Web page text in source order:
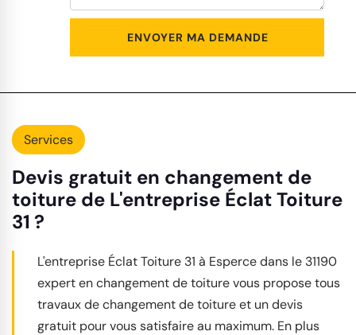
Services
Devis gratuit en changement de
toiture de L'entreprise Éclat Toiture
31 ?
L'entreprise Éclat Toiture 31 à Esperce dans le 31190
expert en changement de toiture vous propose tous
travaux de changement de toiture et un devis
gratuit pour vous satisfaire au maximum. En plus